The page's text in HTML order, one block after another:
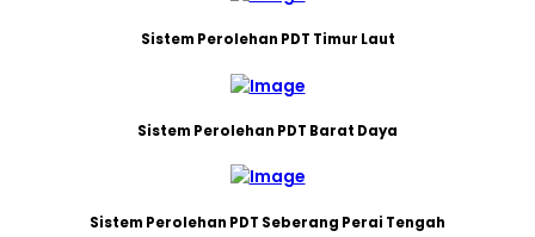
Sistem Perolehan PDT Timur Laut
Sistem Perolehan PDT Barat Daya
Sistem Perolehan PDT Seberang Perai Tengah